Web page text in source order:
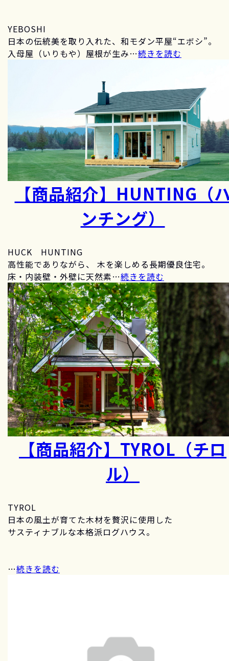
YEBOSHI
日本の伝統美を取り入れた、和モダン平屋“エボシ”。
入母屋（いりもや）屋根が生み…続きを読む
【商品紹介】HUNTING（
ンチング）
HUCK HUNTING
高性能でありながら、 木を楽しめる長期優良住宅。
床・内装壁・外壁に天然素…続きを読む
【商品紹介】TYROL（チロ
ル）
TYROL
日本の風土が育てた木材を贅沢に使用した
サスティナブルな本格派ログハウス。
…続きを読む